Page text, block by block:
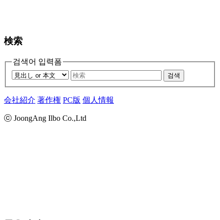
検索
검색어 입력폼
검색
会社紹介 著作権 PC版 個人情報
ⓒ JoongAng Ilbo Co.,Ltd